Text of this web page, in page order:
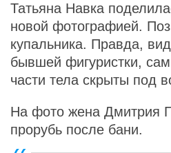
Татьяна Навка
новой фотографией.
купальника. Правда,
бывшей фигуристки,
части тела скрыты под
На фото жена Дмитрия
прорубь после бани.